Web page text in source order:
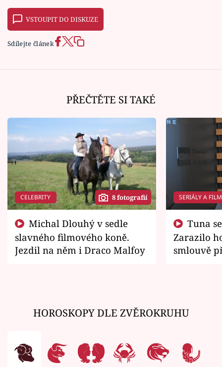
VSTOUPIT DO DISKUZE
Sdílejte článek
PŘEČTĚTE SI TAKÉ
CELEBRITY 8 fotografií
slavného filmového koně.
Jezdil na něm i Draco Malfoy
SERIÁLY A
Zarazilo
smlouvě
HOROSKOPY DLE ZVĚROKRUHU